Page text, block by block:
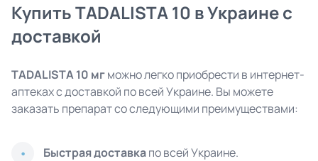
Купить TADALISTA 10 в Украине с
доставкой
TADALISTA 10 мгможно легко приобрести в интернет-
аптеках с доставкой по всей Украине. Вы можете
заказать препарат со следующими преимуществами:
Быстрая доставкапо всей Украине.